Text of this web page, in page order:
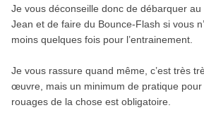
Je vous déconseille donc de débarquer
Jean et de faire du Bounce-Flash si vous
moins quelques fois pour l’entrainement.
Je vous rassure quand même, c’est très
œuvre, mais un minimum de pratique
rouages de la chose est obligatoire.